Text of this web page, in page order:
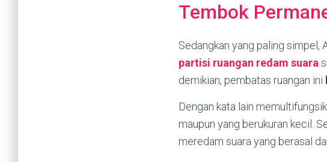
Tembok
Sedangkan yang paling simpel,
partisi ruangan redam suara
demikian, pembatas ruangan ini
Dengan kata lain
maupun yang berukuran kecil.
meredam suara yang berasal